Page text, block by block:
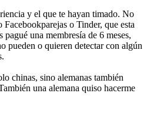
y el que te hayan timado. No
o Tinder, que esta
una membresía de 6 meses,
pueden o quieren detectar con algún
chinas, sino alemanas también
una alemana quiso hacerme